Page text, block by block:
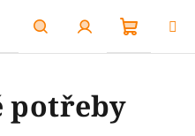
HledatPřihlášení
potřeby